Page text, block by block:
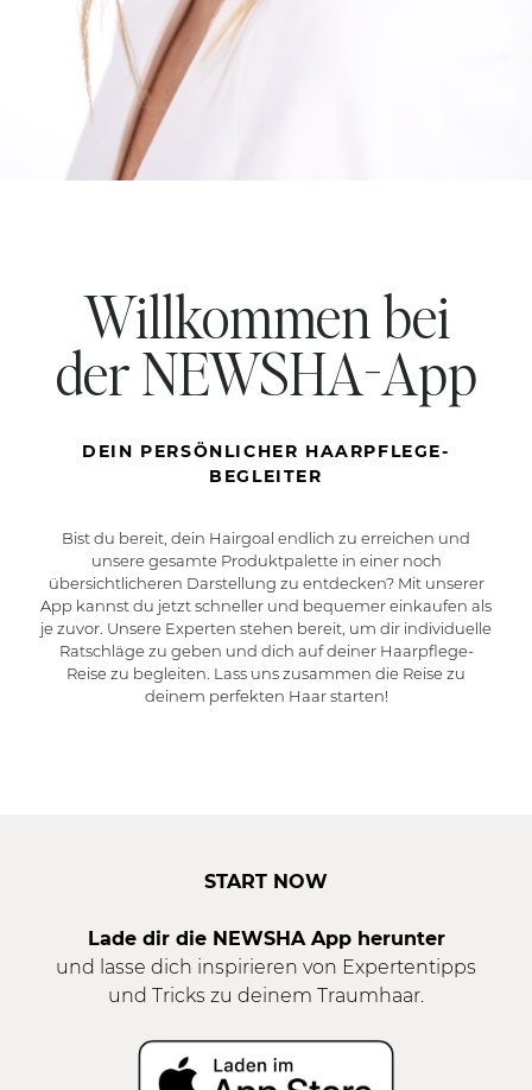
Willkommen bei
der NEWSHA-App
DEIN PERSÖNLICHER HAARPFLEGE-
BEGLEITER
Bist du bereit, dein Hairgoal endlich zu erreichen und
unsere gesamte Produktpalette in einer noch
übersichtlicheren Darstellung zu entdecken? Mit unserer
App kannst du jetzt schneller und bequemer einkaufen als
je zuvor. Unsere Experten stehen bereit, um dir individuelle
Ratschläge zu geben und dich auf deiner Haarpflege-
Reise zu begleiten. Lass uns zusammen die Reise zu
deinem perfekten Haar starten!
START NOW
Lade dir die NEWSHA App herunter
und lasse dich inspirieren von Expertentipps
und Tricks zu deinem Traumhaar.